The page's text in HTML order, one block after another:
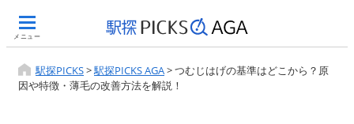
メニュー
駅探PICKS>駅探PICKS AGA>つむじはげの基準はどこから？原
因や特徴・薄毛の改善方法を解説！